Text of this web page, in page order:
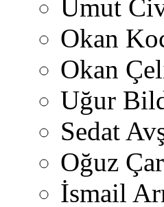
Umut
Okan
Okan
Uğur
Sedat
Oğuz
İsmail